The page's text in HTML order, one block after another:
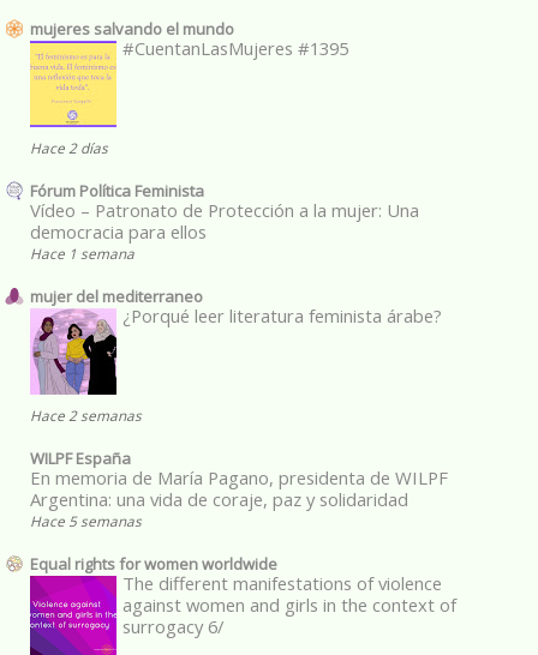
mujeres salvando el mundo
#CuentanLasMujeres #1395
Hace 2 días
Fórum Política Feminista
Vídeo – Patronato de Protección a la mujer: Una
democracia para ellos
Hace 1 semana
mujer del mediterraneo
¿Porqué leer literatura feminista árabe?
Hace 2 semanas
WILPF España
En memoria de María Pagano, presidenta de WILPF
Argentina: una vida de coraje, paz y solidaridad
Hace 5 semanas
Equal rights for women worldwide
The different manifestations of violence
against women and girls in the context of
surrogacy 6/